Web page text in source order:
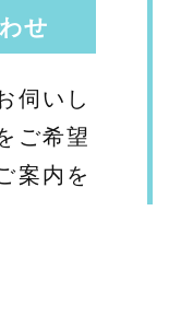
せ
伺いし
ご希望
案内を